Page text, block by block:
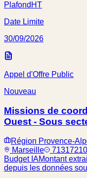
Plafond HT
Date Limite
30/09/2026
Appel d'Offre Public
Nouveau
Missions de
Ouest - Sous
Région Provence-
Marseille
71317210
Budget IAMontant
depuis les données